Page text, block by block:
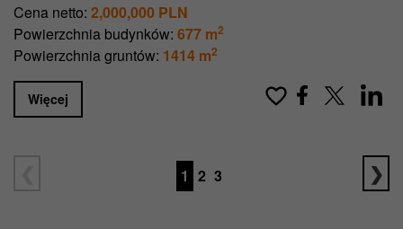
Cena netto: 2,000,000 PLN
Powierzchnia budynków: 677 m2
Powierzchnia gruntów: 1414 m2
Więcej
1 2 3